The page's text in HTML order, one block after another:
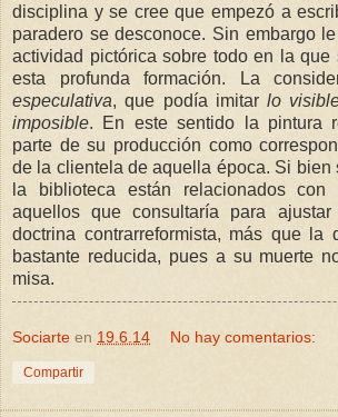
disciplina y se cree que empezó a
paradero se desconoce. Sin embargo
actividad pictórica sobre todo en la que
esta profunda formación. La
especulativa, que podía imitar lo
imposible. En este sentido la pintura
parte de su producción como
de la clientela de aquella época. Si bien
la biblioteca están relacionados con
aquellos que consultaría para
doctrina contrarreformista, más que la
bastante reducida, pues a su muerte
misa.
Sociarte en 19.6.14 No hay comentarios:
Compartir